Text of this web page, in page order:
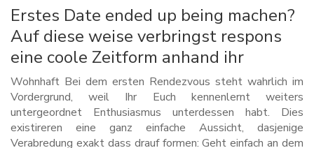
Erstes Date ended up being machen?
Auf diese weise verbringst respons
eine coole Zeitform anhand ihr
Wohnhaft Bei dem ersten Rendezvous steht wahrlich im
Vordergrund, weil Ihr Euch kennenlernt weiters
untergeordnet Enthusiasmus unterdessen habt. Dies
existireren eine ganz einfache Aussicht, dasjenige
Verabredung exakt dass drauf formen: Geht einfach an dem